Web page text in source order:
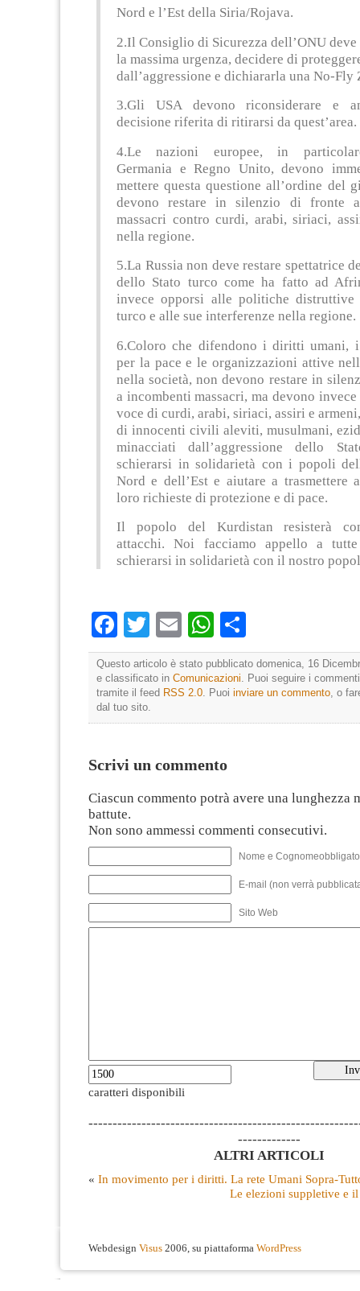
Nord e l’Est della Siria/Rojava.
2.Il Consiglio di Sicurezza dell’ONU
la massima urgenza, decidere di
dall’aggressione e dichiararla una No-Fly
3.Gli USA devono riconsiderare e
decisione riferita di ritirarsi da quest’area.
4.Le nazioni europee, in
Germania e Regno Unito, devono
mettere questa questione all’ordine del
devono restare in silenzio di fronte
massacri contro curdi, arabi, siriaci,
nella regione.
5.La Russia non deve restare spettatrice
dello Stato turco come ha fatto ad
invece opporsi alle politiche distruttive
turco e alle sue interferenze nella regione.
6.Coloro che difendono i diritti umani,
per la pace e le organizzazioni attive
nella società, non devono restare in
a incombenti massacri, ma devono
voce di curdi, arabi, siriaci, assiri e
di innocenti civili aleviti, musulmani,
minacciati dall’aggressione dello
schierarsi in solidarietà con i popoli
Nord e dell’Est e aiutare a trasmettere
loro richieste di protezione e di pace.
Il popolo del Kurdistan resisterà
attacchi. Noi facciamo appello a
schierarsi in solidarietà con il nostro
Facebook
TwitterEmailWhatsApp
Questo articolo è stato pubblicato domenica, 16
e classificato in Comunicazioni . Puoi seguire i
tramite il feed RSS 2.0 . Puoi inviare un commento , o
dal tuo sito.
Scrivi un commento
Ciascun commento potrà avere una lunghezza
battute.
Non sono ammessi commenti consecutivi.
Nome e
E-mail (non verrà
Sito Web
caratteri disponibili
-------------
ALTRI ARTICOLI
« In movimento per i diritti. La rete Umani Sopra-
Le elezioni suppletive e
Webdesign Visus 2006, su piattaforma WordPress